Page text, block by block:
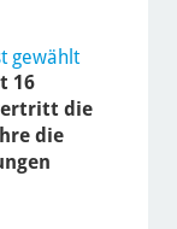
gewählt
16
die
die